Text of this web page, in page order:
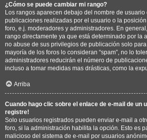
¿Cómo se puede cambiar mi rango?
Los rangos aparecen debajo del nombre de
publicaciones realizadas por el usuario o la
foro, e.j. moderadores y administradores. En
rango directamente ya que está determinado por la
no abuse de sus privilegios de publicación solo
mayoría de los foros lo consideran “spam”, no lo
administradores reducirán el número de
incluso a tomar medidas mas drásticas, como la
Arriba
Cuando hago clic sobre el enlace de e-mail de un
registre!
Solo usuarios registrados pueden enviar e-mail a
foro, si la administración habilita la opción. Esto es
malicioso del sistema de e-mail por usuarios